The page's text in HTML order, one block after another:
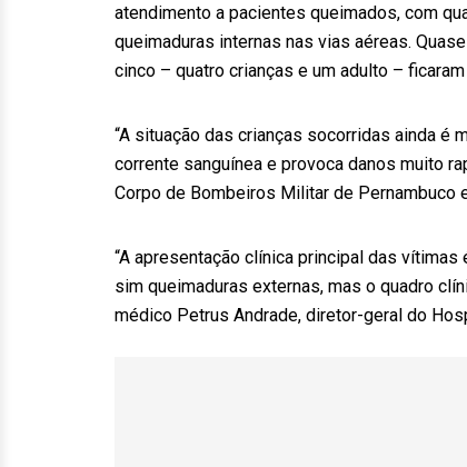
atendimento a pacientes queimados, com
queimaduras internas nas vias aéreas.
cinco – quatro crianças e um adulto –
“A situação das crianças socorridas ainda é
corrente sanguínea e provoca danos muito
Corpo de Bombeiros Militar de Pernambuco
“A apresentação clínica principal das
sim queimaduras externas, mas o quadro
médico Petrus Andrade, diretor-geral do